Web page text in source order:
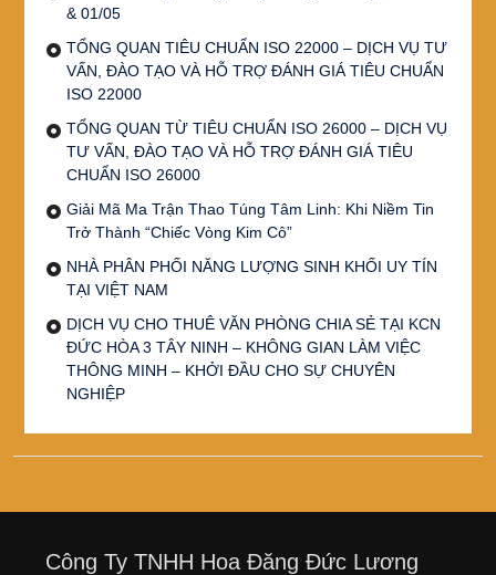
& 01/05
TỔNG QUAN TIÊU CHUẨN ISO 22000 – DỊCH VỤ TƯ
VẤN, ĐÀO TẠO VÀ HỖ TRỢ ĐÁNH GIÁ TIÊU CHUẨN
ISO 22000
TỔNG QUAN TỪ TIÊU CHUẨN ISO 26000 – DỊCH VỤ
TƯ VẤN, ĐÀO TẠO VÀ HỖ TRỢ ĐÁNH GIÁ TIÊU
CHUẨN ISO 26000
Giải Mã Ma Trận Thao Túng Tâm Linh: Khi Niềm Tin
Trở Thành “Chiếc Vòng Kim Cô”
NHÀ PHÂN PHỐI NĂNG LƯỢNG SINH KHỐI UY TÍN
TẠI VIỆT NAM
DỊCH VỤ CHO THUÊ VĂN PHÒNG CHIA SẺ TẠI KCN
ĐỨC HÒA 3 TÂY NINH – KHÔNG GIAN LÀM VIỆC
THÔNG MINH – KHỞI ĐẦU CHO SỰ CHUYÊN
NGHIỆP
Công Ty TNHH Hoa Đăng Đức Lương